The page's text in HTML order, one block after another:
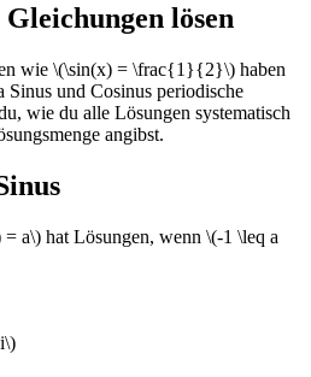
lösen
wie \(\sin(x) = \frac{1}{2}\) haben
und Cosinus periodische
wie du alle Lösungen systematisch
angibst.
a\) hat Lösungen, wenn \(-1 \leq a